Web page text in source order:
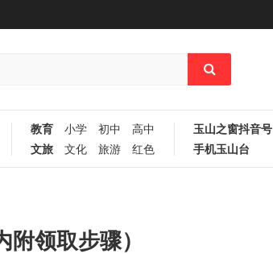
教育 小学 初中
高中
文旅
文化 旅游 红色
玉山之窗抖音号
手机玉山台
领取步骤）